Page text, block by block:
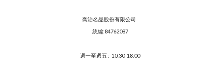
喬治名品股份有限公司
統編:84762087
週一至週五 : 10:30-18:00